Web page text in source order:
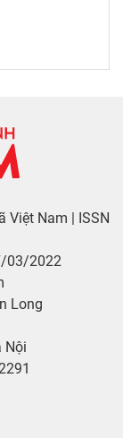
Việt Nam | ISSN
03/2022
Long
Nội